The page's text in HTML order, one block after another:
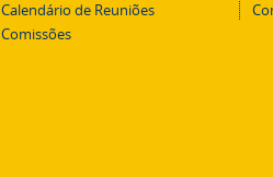
Calendário de Reuniões
Comissões